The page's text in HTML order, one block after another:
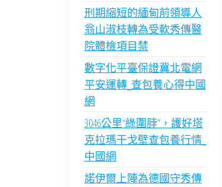
刑期縮短的緬甸前領導人
翁山淑枝轉為受軟秀傳醫
院體檢項目禁
數字化平臺保證冀北電網
平安運轉_查包養心得中國
網
3046公里“綠圍脖”，護好塔
克拉瑪干戈壁查包養行情_
中國網
諾伊爾上陣為德國守秀傳